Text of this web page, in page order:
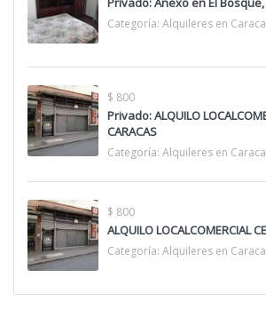
Categoría: Alquileres en
$ 800
Privado: ALQUILO
CARACAS
Categoría: Alquileres en
$ 800
ALQUILO LOCALCOMERCIAL
Categoría: Alquileres en